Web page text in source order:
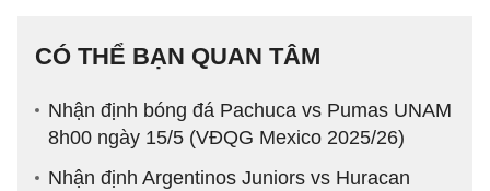
CÓ THỂ BẠN QUAN TÂM
Nhận định bóng đá Pachuca vs Pumas UNAM
8h00 ngày 15/5 (VĐQG Mexico 2025/26)
Nhận định Argentinos Juniors vs Huracan